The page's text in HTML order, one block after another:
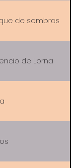
de sombras
de Lorna